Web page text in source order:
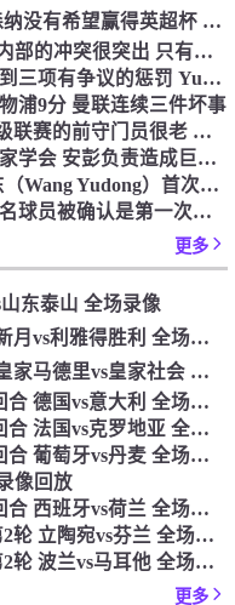
放弃联赛并赶到冠军联赛？阿森纳没有希望赢得英超杯 赢得欧洲冠军的可能性
Choi Kang-Hee失去了控制 团队内部的冲突很突出 只有一个人可以从水火中拯救崔孔
实时广播：Shenhua vs Yukun受到三项有争议的惩罚 Yukun将向中国足球联合会提出投诉
浦9分 曼联连续三件坏事
3场比赛中两个低级错误 中国超级联赛的前守门员很老 是时候让位了 最好的继任者出现
皇家马德里令人兴奋地消除了皇家学会 安彭负责造成巨大的灾难！
国家橄榄球队23人名单：王·尤东（Wang Yudong）首次被选为第11名 塞吉尼奥（Serginho）在名单上
大新闻！中国国家橄榄球队的23名球员被确认是第一次进入阵容
更多
东泰山 全场录像
04月05日 沙特联第26轮 利雅得新月vs利雅得胜利 全场录像
04月02日 国王杯半决赛次回合 皇家马德里vs皇家社会 全场录像
03月24日 欧国联联1/4赛决赛次回合 德国vs意大利 全场录像回放
03月24日 欧国联联1/4赛决赛次回合 法国vs克罗地亚 全场录像回放
03月24日 欧国联联1/4赛决赛次回合 葡萄牙vs丹麦 全场录像回放
像回放
03月24日 欧国联联1/4赛决赛次回合 西班牙vs荷兰 全场录像回放
03月25日 世预赛欧洲区小组赛第2轮 立陶宛vs芬兰 全场录像回放
03月25日 世预赛欧洲区小组赛第2轮 波兰vs马耳他 全场录像回放
更多